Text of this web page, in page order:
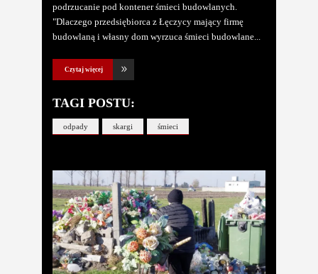
podrzucanie pod kontener śmieci budowlanych.
"Dlaczego przedsiębiorca z Łęczycy mający firmę
budowlaną i własny dom wyrzuca śmieci budowlane
Czytaj więcej
TAGI POSTU:
odpady skargi śmieci